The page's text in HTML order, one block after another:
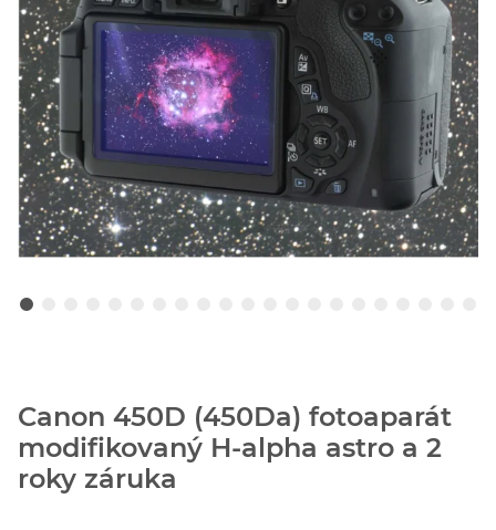
Canon 450D (450Da) fotoaparát
modifikovaný H-alpha astro a 2
roky záruka